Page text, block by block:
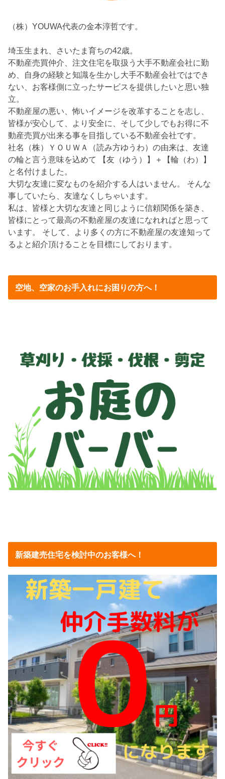
（株）YOUWA代表の金本淳哲です。
埼玉生まれ、さいたま育ちの42歳。
不動産売買仲介、注文住宅を取扱う大手不動産会社に勤
め、自身の経験と知識を生かし大手不動産会社ではでき
ない、お客様側に立ったサービスを提供したいと思い独
立。
不動産屋の悪い、怖いイメージを改革することを志し、
皆様が安心して、より安全に、そして少しでもお得に不
動産売買が出来る事を目指している不動産会社です。
社名（株）ＹＯＵＷＡ（読み方ゆうわ）の由来は、友達
の輪と言う意味を込めて 【友（ゆう）】＋【輪（わ）】
と名付けました。
大切な友達に変なものを紹介する人はいません。 そんな
事していたら、友達なくしちゃいます。
私は、皆様と大切な友達と同じように信頼関係を築き、
皆様にとって最高の不動産屋の友達になれればと思って
います。 そして、より多くの方に不動産屋の友達知って
るよと紹介頂けることを目標にしております。
空地、空家のお手入れにお困りの方へ！
新築建売住宅を検討中のお客様へ！